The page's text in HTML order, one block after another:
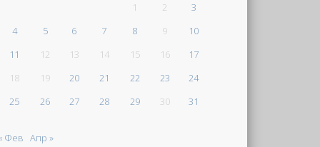
1
2
3
4
5 6 7 8 9
10
11
12 13 14 15 16
17
18
19 20 21 22 23
24
25
26 27 28 29 30 31
Фев Апр »